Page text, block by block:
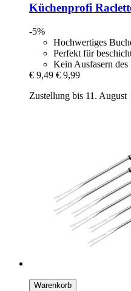
Küchenprofi
-5%
Hochwertiges
Perfekt für
Kein Ausfasern des
€ 9,49 € 9,99
Zustellung bis 11. August
Warenkorb